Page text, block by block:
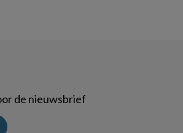
de nieuwsbrief